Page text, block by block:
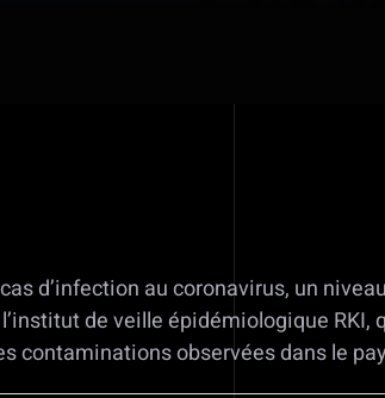
d’infection au coronavirus, un
de veille épidémiologique
contaminations observées dans le